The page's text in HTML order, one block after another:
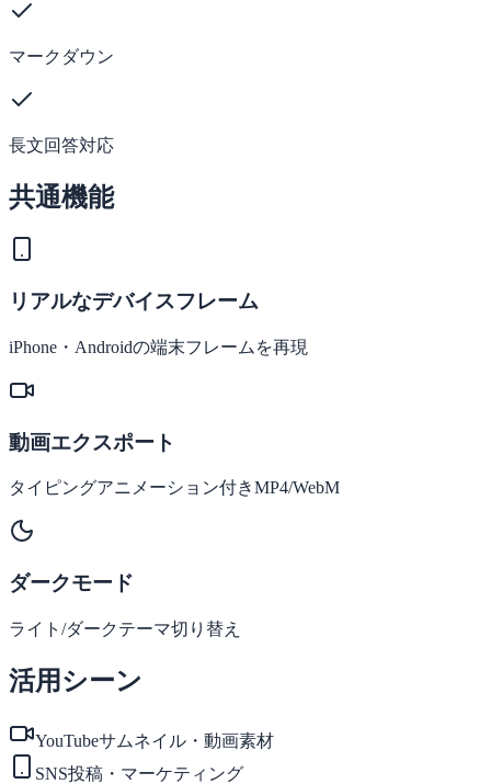
マークダウン
長文回答対応
共通機能
リアルなデバイスフレーム
iPhone・Androidの端末フレームを再現
動画エクスポート
タイピングアニメーション付きMP4/WebM
ダークモード
ライト/ダークテーマ切り替え
活用シーン
YouTubeサムネイル・動画素材
SNS投稿・マーケティング